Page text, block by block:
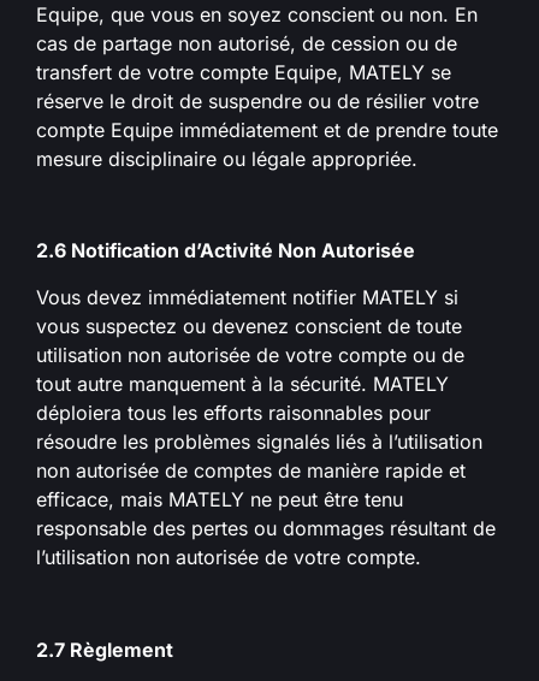
Equipe, que vous en soyez conscient ou non. En
cas de partage non autorisé, de cession ou de
transfert de votre compte Equipe, MATELY se
réserve le droit de suspendre ou de résilier votre
compte Equipe immédiatement et de prendre toute
mesure disciplinaire ou légale appropriée.
2.6 Notification d’Activité Non Autorisée
Vous devez immédiatement notifier MATELY si
vous suspectez ou devenez conscient de toute
utilisation non autorisée de votre compte ou de
tout autre manquement à la sécurité. MATELY
déploiera tous les efforts raisonnables pour
résoudre les problèmes signalés liés à l’utilisation
non autorisée de comptes de manière rapide et
efficace, mais MATELY ne peut être tenu
responsable des pertes ou dommages résultant de
l’utilisation non autorisée de votre compte.
2.7 Règlement